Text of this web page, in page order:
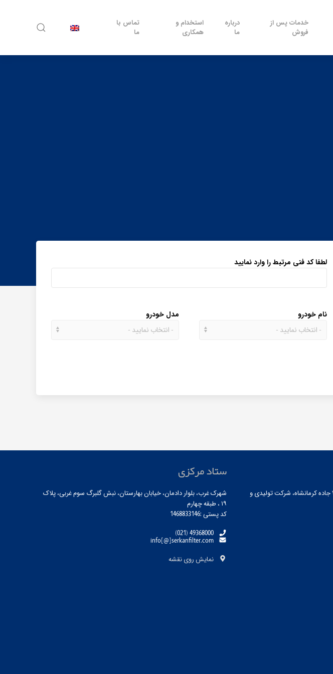
خدمات پس از
فروش
درباره
ما
استخدام و
همکاری
تماس با
ما
لطفا کد فنی مرتبط را وارد نمایید
نام خودرو مدل خودرو
همدان، شهرستان تویسرکان، کیلومتر ۷ جاده کرمانشاه، شرکت تولیدی و
ستاد مرکزی
شهرک غرب، بلوار دادمان، خیابان بهارستان، نبش گلبرگ سوم غربی، پلاک
۱۹ ، طبقه چهارم
کد پستی :1468833146
(021) 49368000
info[@]serkanfilter.com
نمایش روی نقشه